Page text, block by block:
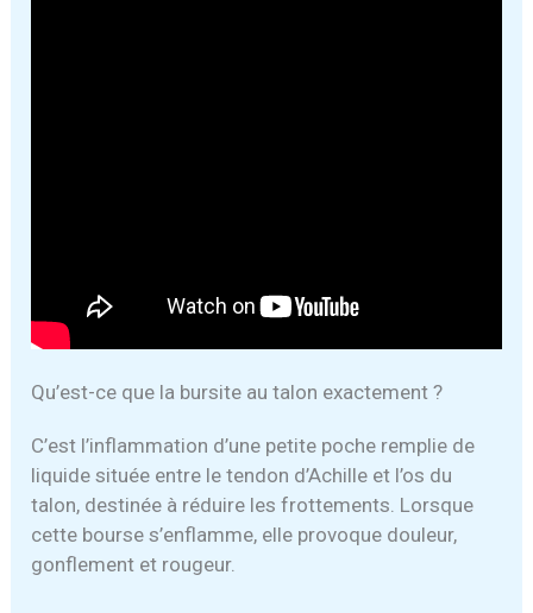
Qu’est-ce que la bursite au talon exactement ?
C’est l’inflammation d’une petite poche remplie de
liquide située entre le tendon d’Achille et l’os du
talon, destinée à réduire les frottements. Lorsque
cette bourse s’enflamme, elle provoque douleur,
gonflement et rougeur.